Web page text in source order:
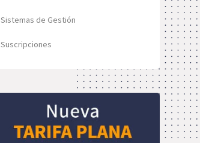
Sistemas de Gestión
Suscripciones